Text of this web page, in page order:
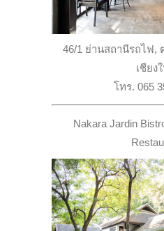
46/1 ย่านสถานีรถไฟ,
เชียง
โทร. 065
Nakara Jardin